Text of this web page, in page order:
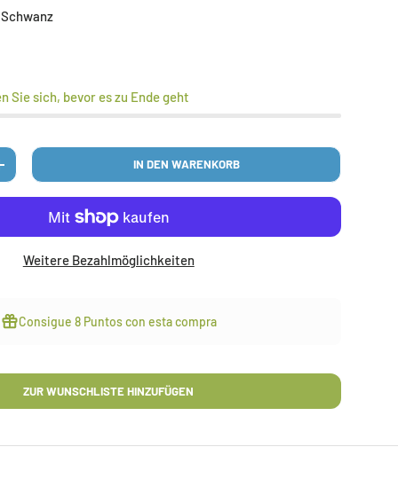
Sie sich, bevor es zu Ende geht
ERHÖHEN IN DEN WARENKORB
Weitere Bezahlmöglichkeiten
Consigue 8 Puntoscon esta compra
ZUR WUNSCHLISTE HINZUFÜGEN